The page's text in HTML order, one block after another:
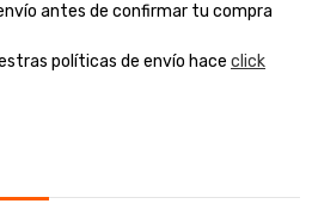
antes de confirmar tu compra
políticas de envío hace click